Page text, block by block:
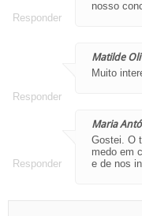
nosso
Responder
Matilde
Muito
Responder
Maria
Gostei. O
medo em
e de nos
Responder